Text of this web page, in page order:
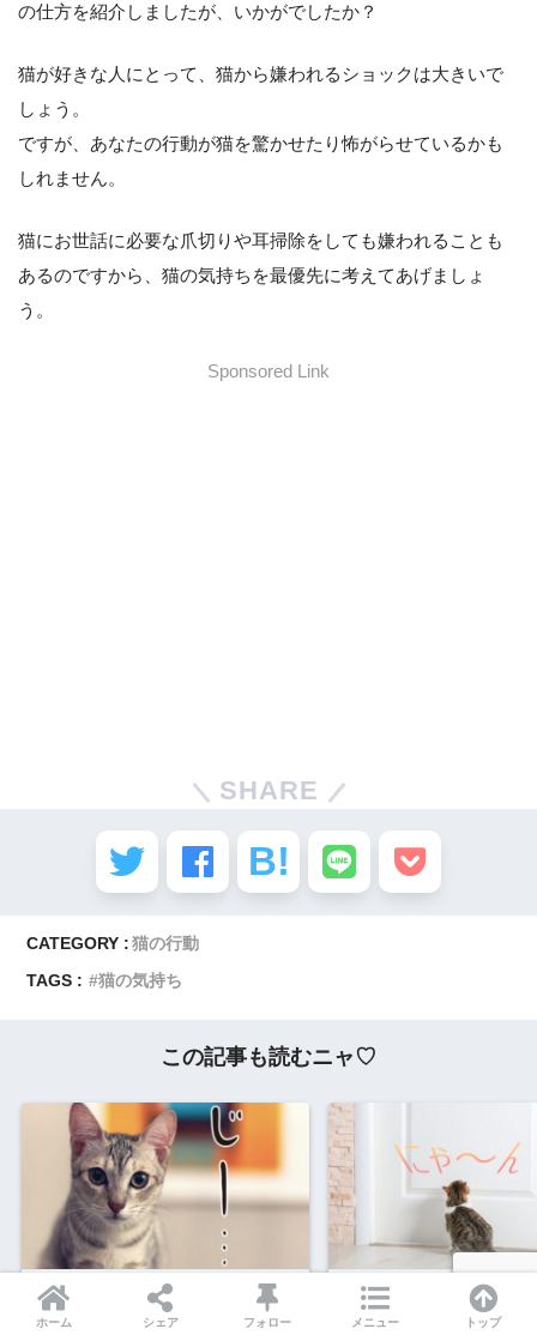
の仕方を紹介しましたが、いかがでしたか？
猫が好きな人にとって、猫から嫌われるショックは大きいで
しょう。
ですが、あなたの行動が猫を驚かせたり怖がらせているかも
しれません。
猫にお世話に必要な爪切りや耳掃除をしても嫌われることも
あるのですから、猫の気持ちを最優先に考えてあげましょ
う。
Sponsored Link
SHARE
CATEGORY : 猫の行動
TAGS :
猫の気持ち
この記事も読むニャ♡
猫が飼い主を見つめる意味は？じ
っと見る時の気持ちや理由を解
猫が外に出たがるのはな
や対策、ストレスで鳴く
ホーム シェア フォロー メニュー トップ